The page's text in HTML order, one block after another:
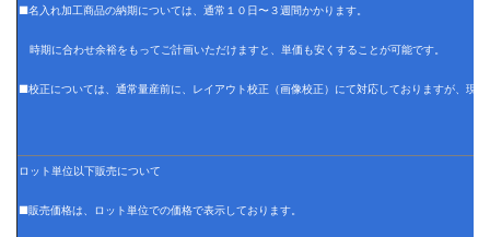
■名入れ加工商品の納期については、通常１０日〜３週間かかります。
時期に合わせ余裕をもってご計画いただけますと、単価も安くすることが可能です。
■校正については、通常量産前に、レイアウト校正（画像校正）にて対応しておりますが、現
ロット単位以下販売について
■販売価格は、ロット単位での価格で表示しております。